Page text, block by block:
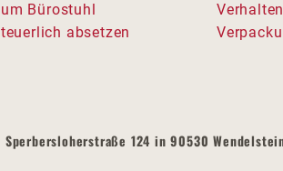
Bürostuhl
absetzen
| Sperbersloherstraße 124 in 90530